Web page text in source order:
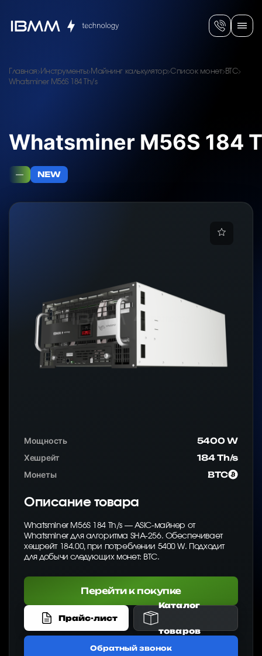
Главная Инструменты Майнинг калькулятор Список монет BTC
Whatsminer M56S 184 Th/s
Whatsminer M56S 184
— NEW
Мощность
5400 W
Хешрейт
184 Th/s
Монеты
BTC
Описание товара
Whatsminer M56S 184 Th/s — ASIC-майнер от
Whatsminer для алгоритма SHA-256. Обеспечивает
хешрейт 184.00, при потреблении 5400 W. Подходит
для добычи следующих монет: BTC.
Перейти к покупке
Прайс-лист
Каталог
товаров
Обратный звонок